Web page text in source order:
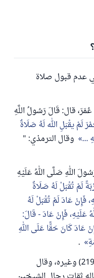
عدم قبول صلاة
اللَّهِ بْنِ عُمَرَ، قال: قَالَ رَسُولُ اللَّهِ
لَمْ يقْبَلِ الله لَهُ صَلَاةٌ
... وقال الترمذي: "
اللهِ صَلَّى اللهُ عَلَيْهِ
لَمْ تُقْبَلْ لَهُ صَلَاةٌ
فَإِنْ عَادَ لَمْ تُقْبَلْ لَهُ
عَلَيْهِ، فَإِنْ عَادَ - قَالَ:
عَادَ كَانَ حَقًّا عَلَى اللهِ
.
رواه الإمام أحمد في "المسند" (11 / 219) وغيره، وقال